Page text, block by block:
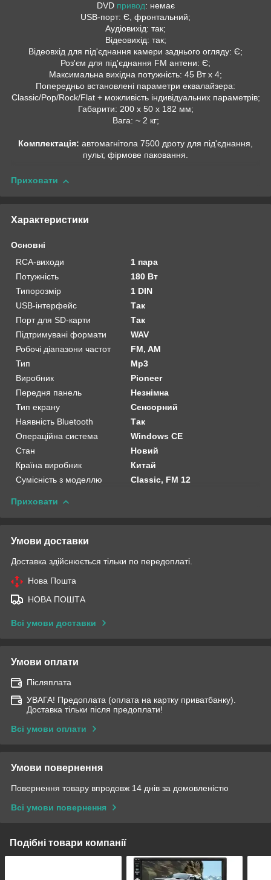
DVD привод: немає
USB-порт: Є, фронтальний;
Аудіовихід: так;
Відеовихід: так;
Відеовхід для під'єднання камери заднього огляду: Є;
Роз'єм для під'єднання FM антени: Є;
Максимальна вихідна потужність: 45 Вт х 4;
Попередньо встановлені параметри еквалайзера:
Classic/Pop/Rock/Flat + можливість індивідуальних параметрів;
Габарити: 200 х 50 х 182 мм;
Вага: ~ 2 кг;
Комплектація: автомагнітола 7500 дроту для під'єднання,
пульт, фірмове паковання.
Приховати
Характеристики
Основні
RCA-виходи
1 пара
Потужність
180 Вт
Типорозмір
1 DIN
USB-інтерфейс
Так
Порт для SD-карти
Так
Підтримувані формати
WAV
Робочі діапазони частот
FM, AM
Тип
Mp3
Виробник
Pioneer
Передня панель
Незнімна
Тип екрану
Сенсорний
Наявність Bluetooth
Так
Операційна система
Windows CE
Стан
Новий
Країна виробник
Китай
Сумісність з моделлю
Classic, FM 12
Приховати
Умови доставки
Доставка здійснюється тільки по передоплаті.
Нова Пошта
НОВА ПОШТА
Всі умови доставки
Умови оплати
Післяплата
УВАГА! Предоплата (оплата на картку приватбанку).
Доставка тільки після предоплати!
Всі умови оплати
Умови повернення
Повернення товару впродовж 14 днів за домовленістю
Всі умови повернення
Подібні товари компанії